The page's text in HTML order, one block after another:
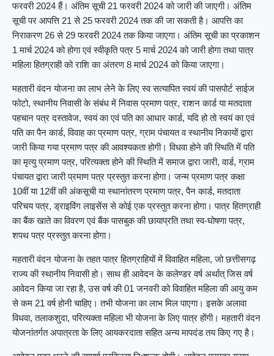
फरवरी 2024 हैं। अंतिम सूची 21 फरवरी 2024 को जारी की जाएगी। अंतिम
सूची पर आपत्ति 21 से 25 फरवरी 2024 तक की जा सकती है। आपत्ति का
निराकरण 26 से 29 फरवरी 2024 तक किया जाएगा। अंतिम सूची का प्रकाशन
1 मार्च 2024 को होगा एवं स्वीकृति पत्र 5 मार्च 2024 को जारी होगा तथा पात्र
महिला हितग्राही को राशि का अंतरण 8 मार्च 2024 को किया जाएगा।
महतारी वंदन योजना का लाभ लेने के लिए स्व सत्यापित स्वयं की पासपोर्ट साईज
फोटो, स्थानीय निवासी के संबंध में निवास प्रमाण पत्र, राशन कार्ड या मतदाता
पहचान पत्र दस्तावेज, स्वयं का एवं पति का आधार कार्ड, यदि हो तो स्वयं का एवं
पति का पैन कार्ड, विवाह का प्रमाण पत्र, ग्राम पंचायत व स्थानीय निकायों द्वारा
जारी किया गया प्रमाण पत्र की आवश्यकता होगी। विधवा होने की स्थिति में पति
का मृत्यु प्रमाण पत्र, परित्यक्ता होने की स्थिति में समाज द्वारा जारी, वार्ड, ग्राम
पंचायत द्वारा जारी प्रमाण पत्र प्रस्तुत करना होगा। जन्म प्रमाण पत्र कक्षा
10वीं या 12वीं की अंकसूची या स्थानांतरण प्रमाण पत्र, पैन कार्ड, मतदाता
परिचय पत्र, ड्राइविंग लाइसेंस से कोई एक प्रस्तुत करना होगा। पात्र हितग्राही
का बैंक खाते का विवरण एवं बैंक पासबुक की छायाप्रति तथा स्व-घोषणा पत्र,
शपथ पत्र प्रस्तुत करना होगा।
महतारी वंदन योजना के तहत पात्र हितग्राहियों में विवाहित महिला, जो छत्तीसगढ़
राज्य की स्थानीय निवासी हो। साथ ही आवेदन के कलेण्डर वर्ष अर्थात् जिस वर्ष
आवेदन किया जा रहा है, उस वर्ष की 01 जनवरी को विवाहित महिला की आयु कम
से कम 21 वर्ष होनी चाहिए। तभी योजना का लाभ मिल पाएगा। इसके अलावा
विधवा, तलाकशुदा, परित्यक्ता महिला भी योजना के लिए पात्र होंगी। महतारी वंदन
योजनांतर्गत अपात्रता के लिए आयकरदाता सहित अन्य मापदंड तय किए गए है।